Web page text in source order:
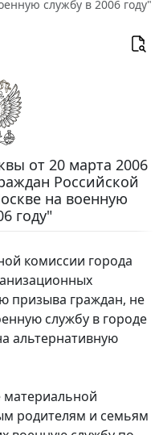
службу в 2006 году"
от 20 марта 2006
Российской
на военную
году"
комиссии города
призыва граждан, не
службу в городе
альтернативную
материальной
родителям и семьям